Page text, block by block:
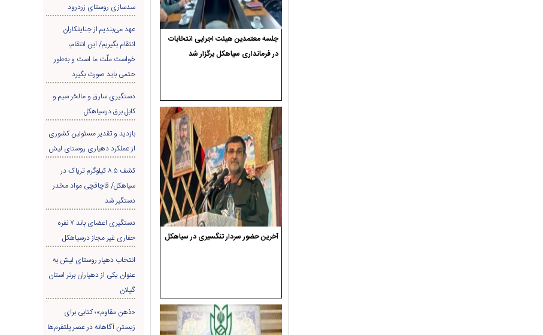
جلسه معتمدین هیئت اجرایی انتخابات
در فرمانداری سیاهکل برگزار شد
آخرین حضور سردار تنگسیری در سیاهکل
سدسازی روستای زردرود
عهد می‌بندیم از جنایتکاران
انتقام بگیریم/ این انتقام،
خواست ملّت ما است و به‌طور
حتمی باید صورت بگیرد
دستگیری سارق و مالخر سیم و
کابل برق درسیاهکل
بازدید و تقدیر مسئولین کشوری
از عملکرد دهیاری روستای لیش
کشف ۸.۵ کیلوگرم تریاک در
سیاهکل/ قاچاقچی مواد مخدر
دستگیر شد
دستگیری اعضای باند ۷ نفره
حفاری غير مجاز درسیاهکل
انتخاب دهیار روستای لیش به
عنوان یکی از دهیاران برتر استان
گیلان
«ذهن مقاوم»؛ کتابی برای
زیستن آگاهانه در عصر پلتفرم‌ها